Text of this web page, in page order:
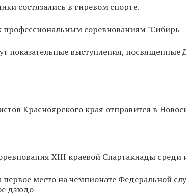
состязались в гиревом спорте.
профессиональным соревнованиям "Сибирь -
показательные выступления, посвященные
Красноярского края отправится в
XIII краевой Спартакиады среди
первое место на чемпионате Федеральной
дзюдо